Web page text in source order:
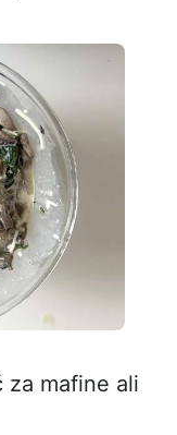
za mafine ali